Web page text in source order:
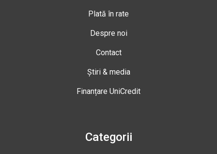
Plată în rate
Despre noi
Contact
Știri & media
Finanțare UniCredit
Categorii